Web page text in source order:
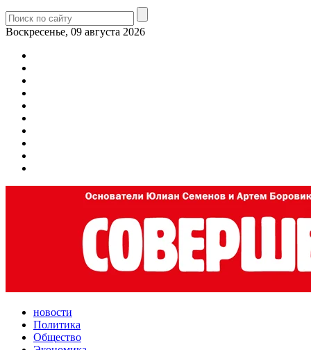
Воскресенье, 09 августа 2026
новости
Политика
Общество